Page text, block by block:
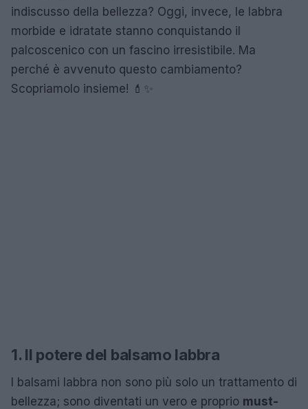
indiscusso della bellezza? Oggi, invece, le labbra
morbide e idratate stanno conquistando il
palcoscenico con un fascino irresistibile. Ma
perché è avvenuto questo cambiamento?
Scopriamolo insieme! 💄✨
1. Il potere del balsamo labbra
I balsami labbra non sono più solo un trattamento di
bellezza; sono diventati un vero e proprio must-